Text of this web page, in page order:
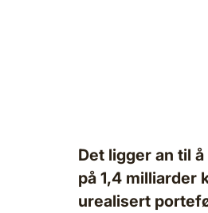
Det ligger an til
på 1,4 milliarder
urealisert